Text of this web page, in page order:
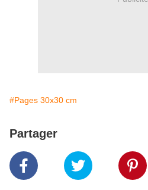
#Pages 30x30 cm
Partager